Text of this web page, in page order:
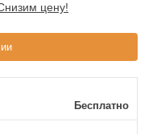
цену!
Бесплатно